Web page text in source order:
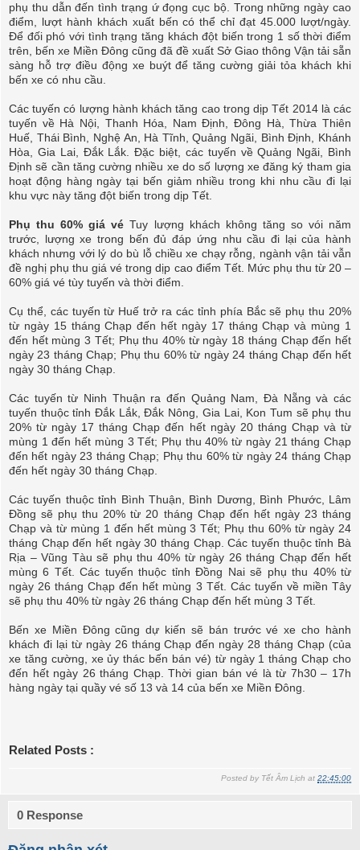
phụ thu dẫn đến tình trạng ứ đọng cục bộ. Trong những ngày cao
điểm, lượt hành khách xuất bến có thể chỉ đạt 45.000 lượt/ngày.
Để đối phó với tình trạng tăng khách đột biến trong 1 số thời điểm
trên, bến xe Miền Đông cũng đã đề xuất Sở Giao thông Vận tải sẵn
sàng hỗ trợ điều động xe buýt để tăng cường giải tỏa khách khi
bến xe có nhu cầu.
Các tuyến có lượng hành khách tăng cao trong dịp Tết 2014 là các
tuyến về Hà Nội, Thanh Hóa, Nam Định, Đông Hà, Thừa Thiên
Huế, Thái Bình, Nghệ An, Hà Tĩnh, Quảng Ngãi, Bình Định, Khánh
Hòa, Gia Lai, Đắk Lắk. Đặc biệt, các tuyến về Quảng Ngãi, Bình
Định sẽ cần tăng cường nhiều xe do số lượng xe đăng ký tham gia
hoạt động hàng ngày tại bến giảm nhiều trong khi nhu cầu đi lại
khu vực này tăng đột biến trong dịp Tết.
Phụ thu 60% giá vé Tuy lượng khách không tăng so vói năm
trước, lượng xe trong bến đủ đáp ứng nhu cầu đi lại của hành
khách nhưng với lý do bù lỗ chiều xe chạy rỗng, ngành vận tải vẫn
đề nghị phụ thu giá vé trong dịp cao điểm Tết. Mức phụ thu từ 20 –
60% giá vé tùy tuyến và thời điểm.
Cụ thể, các tuyến từ Huế trở ra các tỉnh phía Bắc sẽ phụ thu 20%
từ ngày 15 tháng Chạp đến hết ngày 17 tháng Chạp và mùng 1
đến hết mùng 3 Tết; Phụ thu 40% từ ngày 18 tháng Chạp đến hết
ngày 23 tháng Chạp; Phụ thu 60% từ ngày 24 tháng Chạp đến hết
ngày 30 tháng Chạp.
Các tuyến từ Ninh Thuận ra đến Quảng Nam, Đà Nẵng và các
tuyến thuộc tỉnh Đắk Lắk, Đắk Nông, Gia Lai, Kon Tum sẽ phụ thu
20% từ ngày 17 tháng Chạp đến hết ngày 20 tháng Chạp và từ
mùng 1 đến hết mùng 3 Tết; Phụ thu 40% từ ngày 21 tháng Chạp
đến hết ngày 23 tháng Chạp; Phụ thu 60% từ ngày 24 tháng Chạp
đến hết ngày 30 tháng Chạp.
Các tuyến thuộc tỉnh Bình Thuận, Bình Dương, Bình Phước, Lâm
Đồng sẽ phụ thu 20% từ 20 tháng Chạp đến hết ngày 23 tháng
Chạp và từ mùng 1 đến hết mùng 3 Tết; Phụ thu 60% từ ngày 24
tháng Chạp đến hết ngày 30 tháng Chạp. Các tuyến thuộc tỉnh Bà
Rịa – Vũng Tàu sẽ phụ thu 40% từ ngày 26 tháng Chạp đến hết
mùng 6 Tết. Các tuyến thuộc tỉnh Đồng Nai sẽ phụ thu 40% từ
ngày 26 tháng Chạp đến hết mùng 3 Tết. Các tuyến về miền Tây
sẽ phụ thu 40% từ ngày 26 tháng Chạp đến hết mùng 3 Tết.
Bến xe Miền Đông cũng dự kiến sẽ bán trước vé xe cho hành
khách đi lại từ ngày 26 tháng Chạp đến ngày 28 tháng Chạp (của
xe tăng cường, xe ủy thác bến bán vé) từ ngày 1 tháng Chạp cho
đến hết ngày 26 tháng Chạp. Thời gian bán vé là từ 7h30 – 17h
hàng ngày tại quầy vé số 13 và 14 của bến xe Miền Đông.
Related Posts :
Posted by Tết Âm Lịch at 22:45:00
0 Response